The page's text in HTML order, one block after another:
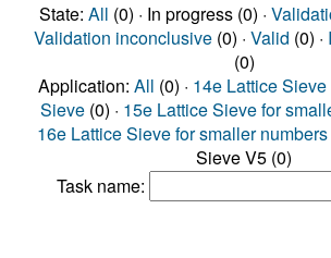
State: All (0) · In progress (0) ·
Validation inconclusive(0) · Valid (0) ·
(0)
Application: All (0) · 14e Lattice Sieve
Sieve (0) · 15e Lattice Sieve for
16e Lattice Sieve for smaller numbers
Sieve V5 (0)
Task name: